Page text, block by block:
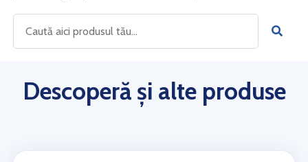
Descoperă și alte produse